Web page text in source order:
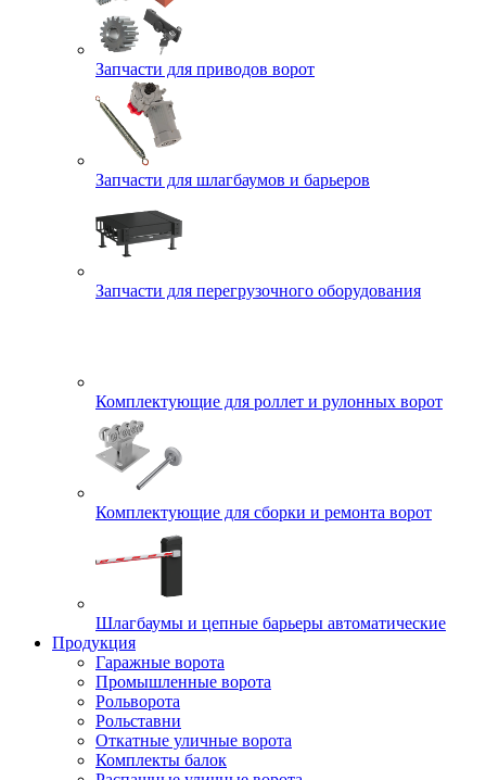
Запчасти для приводов ворот
Запчасти для шлагбаумов и барьеров
Запчасти для перегрузочного оборудования
Комплектующие для роллет и рулонных ворот
Комплектующие для сборки и ремонта ворот
Шлагбаумы и цепные барьеры автоматические
Продукция
Гаражные ворота
Промышленные ворота
Рольворота
Рольставни
Откатные уличные ворота
Комплекты балок